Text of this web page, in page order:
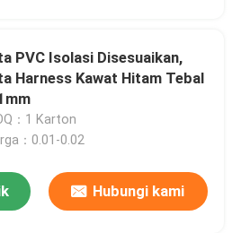
PVC Isolasi Disesuaikan,
Harness Kawat Hitam Tebal
：1 Karton
：0.01-0.02
Hubungi kami